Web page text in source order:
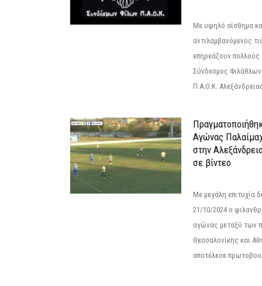
Με υψηλό αίσθημα
αντιλαμβανόμενος
επηρεάζουν πολλούς
Σύνδεσμος
Π.Α.Ο.Κ.
Αγώνας
στην
σε βίντεο
Με μεγάλη επιτυχία
21/10/2024 ο
αγώνας μεταξύ των
Θεσσαλονίκης και
αποτέλεσε